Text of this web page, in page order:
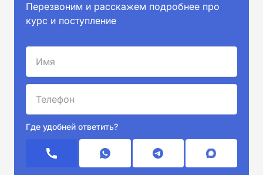
Перезвоним и расскажем подробнее про
курс и поступление
Где удобней ответить?